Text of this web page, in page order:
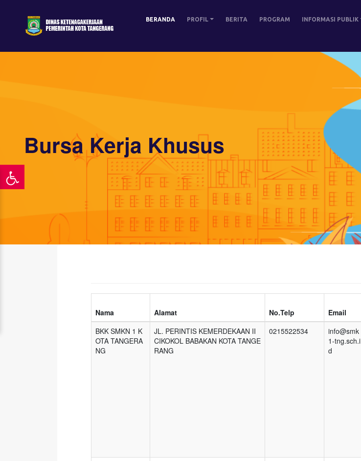
BERANDA PROFIL BERITA PROGRAM INFORMASI PUBLIK
Bursa Kerja Khusus
Nama Alamat No.Telp Email
BKK SMKN 1 K
OTA TANGERA
NG
JL. PERINTIS KEMERDEKAAN II
CIKOKOL BABAKAN KOTA TANGE
RANG
0215522534
info@smk
1-tng.sch.i
d